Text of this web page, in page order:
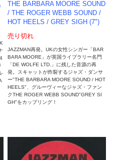
THE BARBARA MOORE SOUND
/ THE ROGER WEBB SOUND /
HOT HEELS / GREY SIGH (7")
売り切れ
JAZZMAN再発。UKの女性シンガー「BAR
BARA MOORE」が英国ライブラリー名門
「DE WOLFE LTD.」に残した音源の再
発。スキャットが炸裂するジャズ・ダンサ
ー"THE BARBARA MOORE SOUND / HOT
HEELS"、グルーヴィーなジャズ・ファン
クTHE ROGER WEBB SOUND"GREY SI
GH"をカップリング！